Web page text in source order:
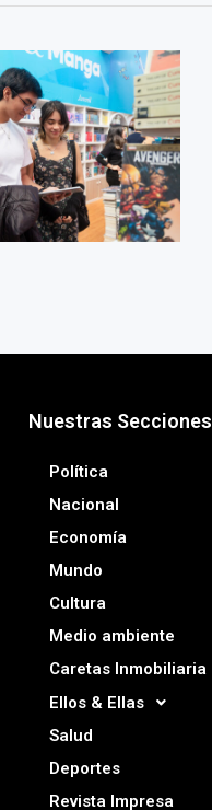
Nuestras Secciones
Política
Nacional
Economía
Mundo
Cultura
Medio ambiente
Caretas Inmobiliaria
Ellos & Ellas
Salud
Deportes
Revista Impresa